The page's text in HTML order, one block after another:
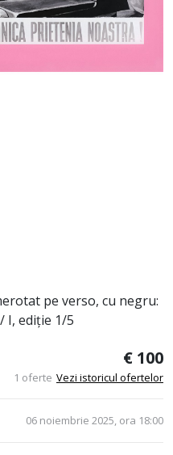
pe verso, cu negru:
I, ediție 1/5
€ 100
1 oferte Vezi istoricul ofertelor
06 noiembrie 2025, ora 18:00